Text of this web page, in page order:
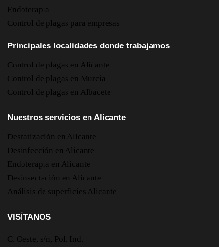
Endoterapia
Control de plagas para empresas
Principales localidades donde trabajamos
Control de plagas en Alicante
Control de plagas en Murcia
Control de plagas en Albacete
Nuestros servicios en Alicante
Desratización en Alicante
Desinfección en Alicante
Endoterapia en Alicante
Desinsectación en Alicante
Análisis de superficies Alicante
VISÍTANOS
C. Oeste, s/n, Pol. Ind.